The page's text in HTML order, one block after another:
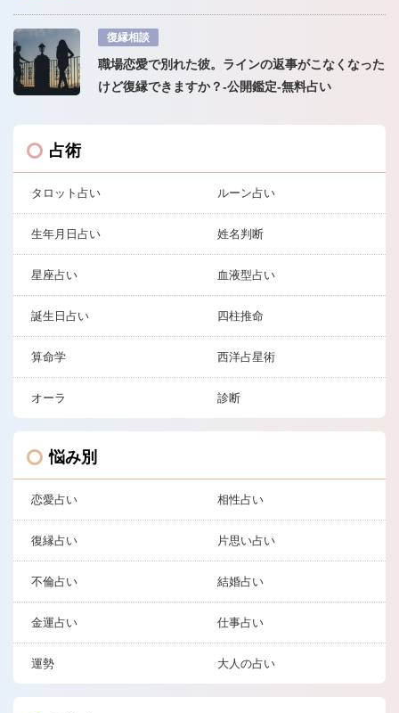
復縁相談
職場恋愛で別れた彼。ラインの返事がこなくなった
けど復縁できますか？-公開鑑定-無料占い
占術
タロット占い ルーン占い
生年月日占い 姓名判断
星座占い 血液型占い
誕生日占い 四柱推命
算命学 西洋占星術
オーラ 診断
悩み別
恋愛占い 相性占い
復縁占い 片思い占い
不倫占い 結婚占い
金運占い 仕事占い
運勢 大人の占い